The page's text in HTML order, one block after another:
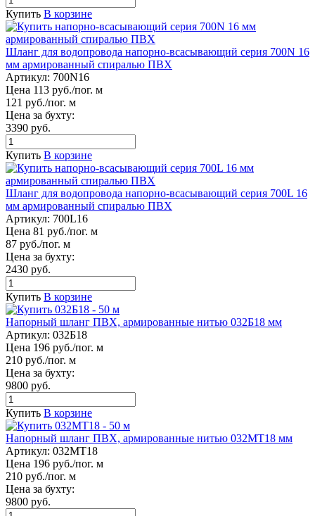
Купить В корзине
Шланг для водопровода напорно-всасывающий серия 700N 16
мм армированный спиралью ПВХ
Артикул: 700N16
Цена 113 руб./пог. м
121 руб./пог. м
Цена за бухту:
3390 руб.
Купить В корзине
Шланг для водопровода напорно-всасывающий серия 700L 16
мм армированный спиралью ПВХ
Артикул: 700L16
Цена 81 руб./пог. м
87 руб./пог. м
Цена за бухту:
2430 руб.
Купить В корзине
Напорный шланг ПВХ, армированные нитью 032Б18 мм
Артикул: 032Б18
Цена 196 руб./пог. м
210 руб./пог. м
Цена за бухту:
9800 руб.
Купить В корзине
Напорный шланг ПВХ, армированные нитью 032МТ18 мм
Артикул: 032МТ18
Цена 196 руб./пог. м
210 руб./пог. м
Цена за бухту:
9800 руб.